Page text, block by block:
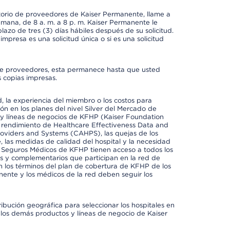
de proveedores de Kaiser Permanente, llame a
de 8 a. m. a 8 p. m. Kaiser Permanente le
de tres (3) días hábiles después de su solicitud.
es una solicitud única o si es una solicitud
proveedores, esta permanece hasta que usted
impresas.
la experiencia del miembro o los costos para
en los planes del nivel Silver del Mercado de
líneas de negocios de KFHP (Kaiser Foundation
de Healthcare Effectiveness Data and
and Systems (CAHPS), las quejas de los
medidas de calidad del hospital y la necesidad
Médicos de KFHP tienen acceso a todos los
y complementarios que participan en la red de
términos del plan de cobertura de KFHP de los
y los médicos de la red deben seguir los
geográfica para seleccionar los hospitales en
demás productos y líneas de negocio de Kaiser